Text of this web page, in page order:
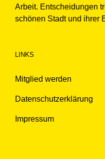
Arbeit. Entscheidungen
schönen Stadt und ihrer
LINKS
Mitglied werden
Datenschutzerklärung
Impressum